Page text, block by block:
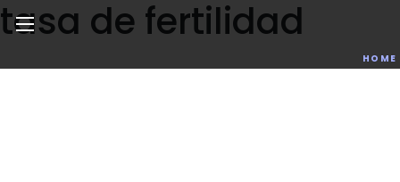
Skip
to
content
Noticias de negocios, innovación, tecnología y HOME
tasa de fertilidad